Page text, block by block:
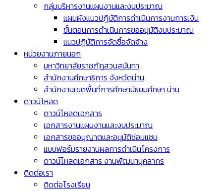
กลุ่มบริหารงานแผนงานและงบประมาณ
แผนผังแนวปฏิบัติการดำเนินการงานการเงิน
ขั้นตอนการดำเนินการขออนุมัติงบประมาณ
แนวปฏิบัติการจัดซื้อจัดจ้าง
หน่วยงานภายนอก
มหาวิทยาลัยราชภัฏสวนสุนันทา
สำนักงานศึกษาธิการ จังหวัดน่าน
สำนักงานเขตพื้นที่การศึกษามัธยมศึกษา น่าน
ดาวน์โหลด
ดาวน์โหลดเอกสาร
เอกสารงานแผนงานและงบประมาณ
เอกสารขออนุญาตและอนุมัติซ่อมแซม
แบบฟอร์มรายงานผลการดำเนินโครงการ
ดาวน์โหลดเอกสาร งานพัฒนาบุคลากร
ติดต่อเรา
ติดต่อโรงเรียน